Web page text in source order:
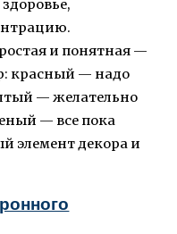
и понятная —
красный — надо
— желательно
— все пока
элемент декора и